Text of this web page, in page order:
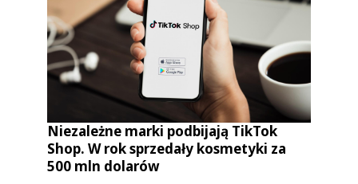
Niezależne marki podbijają TikTok
Shop. W rok sprzedały kosmetyki za
500 mln dolarów